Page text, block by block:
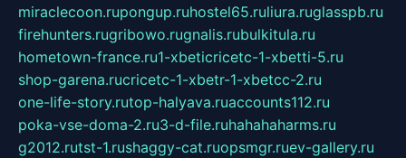
miraclecoon.rupongup.ruhostel65.ruliura.ruglasspb.ru
firehunters.rugribowo.rugnalis.rubulkitula.ru
hometown-france.ru1-xbeticricetc-1-xbetti-5.ru
shop-garena.rucricetc-1-xbetr-1-xbetcc-2.ru
one-life-story.rutop-halyava.ruaccounts112.ru
poka-vse-doma-2.ru3-d-file.ruhahahaharms.ru
g2012.rutst-1.rushaggy-cat.ruopsmgr.ruev-gallery.ru